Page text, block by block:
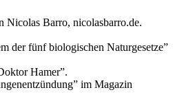
Nicolas Barro, nicolasbarro.de.
der fünf biologischen Naturgesetze”
Hamer”.
im Magazin